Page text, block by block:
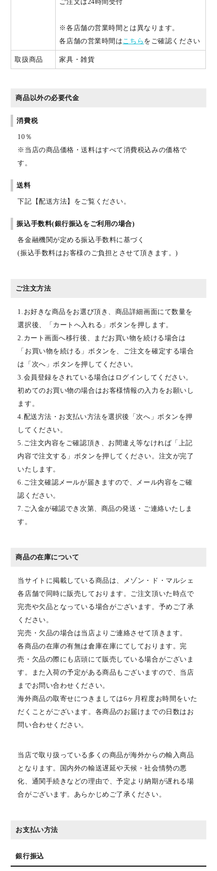
ご注文は24時間受付
※各店舗の営業時間とは異なります。
各店舗の営業時間はこちら をご確認ください
取扱商品 家具・雑貨
商品以外の必要代金
消費税
10％
※当店の商品価格・送料はすべて消費税込みの価格で
す。
送料
下記【配送方法】をご覧ください。
振込手数料(銀行振込をご利用の場合)
各金融機関が定める振込手数料に基づく
(振込手数料はお客様のご負担とさせて頂きます。)
ご注文方法
1.お好きな商品をお選び頂き、商品詳細画面にて数量を
選択後、「カートへ入れる」ボタンを押します。
2.カート画面へ移行後、まだお買い物を続ける場合は
「お買い物を続ける」ボタンを、ご注文を確定する場合
は「次へ」ボタンを押してください。
3.会員登録をされている場合はログインしてください。
初めてのお買い物の場合はお客様情報の入力をお願いし
ます。
4.配送方法・お支払い方法を選択後「次へ」ボタンを押
してください。
5.ご注文内容をご確認頂き、お間違え等なければ「上記
内容で注文する」ボタンを押してください。注文が完了
いたします。
6.ご注文確認メールが届きますので、メール内容をご確
認ください。
7.ご入金が確認でき次第、商品の発送・ご連絡いたしま
す。
商品の在庫について
当サイトに掲載している商品は、メゾン・ド・マルシェ
各店舗で同時に販売しております。ご注文頂いた時点で
完売や欠品となっている場合がございます。予めご了承
ください。
完売・欠品の場合は当店よりご連絡させて頂きます。
各商品の在庫の有無は倉庫在庫にてしております。完
売・欠品の際にも店頭にて販売している場合がございま
す。また入荷の予定がある商品もございますので、当店
までお問い合わせください。
海外商品の取寄せにつきましては6ヶ月程度お時間をいた
だくことがございます。各商品のお届けまでの日数はお
問い合わせください。
当店で取り扱っている多くの商品が海外からの輸入商品
となります。国内外の輸送遅延や天候・社会情勢の悪
化、通関手続きなどの理由で、予定より納期が遅れる場
合がございます。あらかじめご了承ください。
お支払い方法
銀行振込